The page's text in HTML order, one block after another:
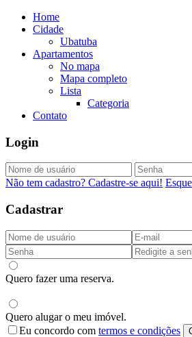
Home
Cidade
Ubatuba
Apartamentos
No mapa
Mapa completo
Lista
Categoria
Contato
Login
Não tem cadastro? Cadastre-se aqui!
Cadastrar
Quero fazer uma reserva.
Quero alugar o meu imóvel.
Eu concordo com termos e condições